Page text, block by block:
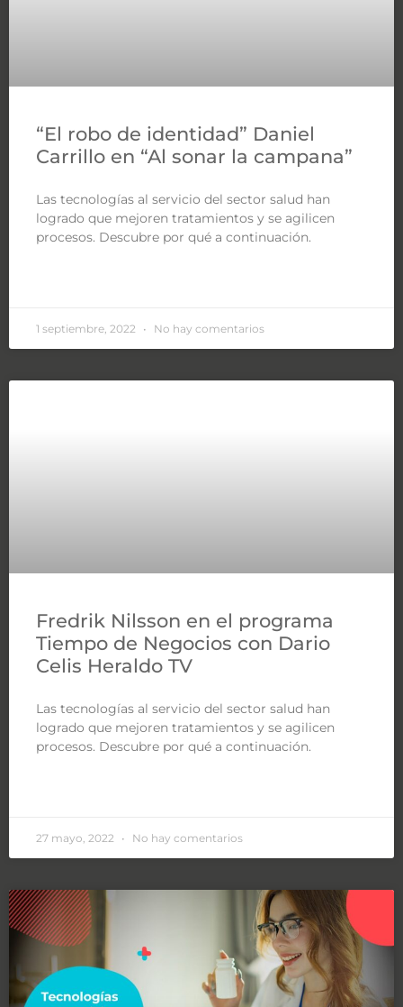
“El robo de identidad” Daniel
Carrillo en “Al sonar la campana”
Las tecnologías al servicio del sector salud han
logrado que mejoren tratamientos y se agilicen
procesos. Descubre por qué a continuación.
1 septiembre, 2022 No hay comentarios
Fredrik Nilsson en el programa
Tiempo de Negocios con Dario
Celis Heraldo TV
Las tecnologías al servicio del sector salud han
logrado que mejoren tratamientos y se agilicen
procesos. Descubre por qué a continuación.
27 mayo, 2022 No hay comentarios